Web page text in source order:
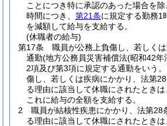
ことにつき特に承認のあった場合を
時間につき、 第21条に規定する勤務1
を減額して給与を支給する。
(休職者の給与)
第17条
職員が公務上負傷し、若しく
通勤(地方公務員災害補償法(昭和42年
2項及び第3項に規定する通勤をいう
傷し、若しくは疾病にかかり、法第
る理由に該当して休職にされたとき
これに給与の全額を支給する。
2
職員が結核性疾患にかかり、法第28
る理由に該当して休職にされたとき